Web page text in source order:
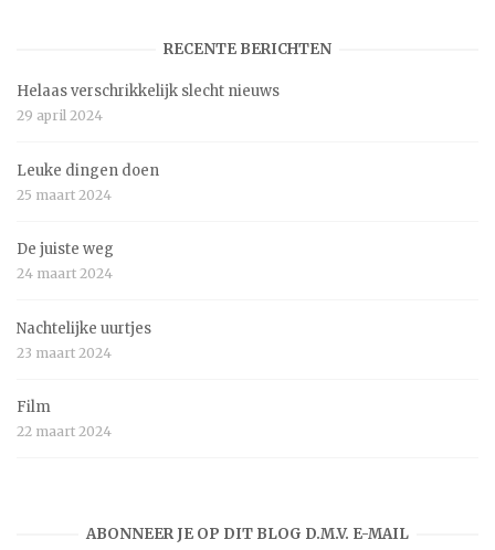
RECENTE BERICHTEN
Helaas verschrikkelijk slecht nieuws
29 april 2024
Leuke dingen doen
25 maart 2024
De juiste weg
24 maart 2024
Nachtelijke uurtjes
23 maart 2024
Film
22 maart 2024
ABONNEER JE OP DIT BLOG D.M.V. E-MAIL